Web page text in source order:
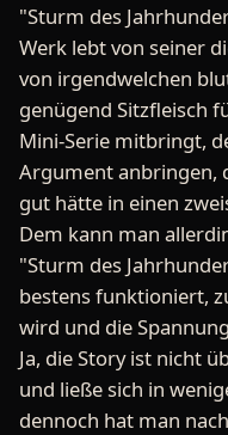
"Sturm des
Werk lebt von seiner
von irgendwelchen
genügend Sitzfleisch
Mini-Serie mitbringt,
Argument anbringen,
gut hätte in einen
Dem kann man
"Sturm des
bestens funktioniert,
wird und die
Ja, die Story ist nicht
und ließe sich in
dennoch hat man